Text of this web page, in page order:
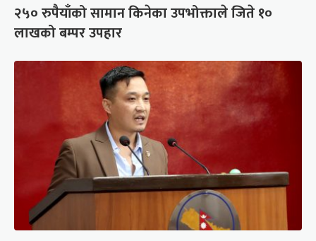
२५० रुपैयाँको सामान किनेका उपभोक्ताले जिते १०
लाखको बम्पर उपहार